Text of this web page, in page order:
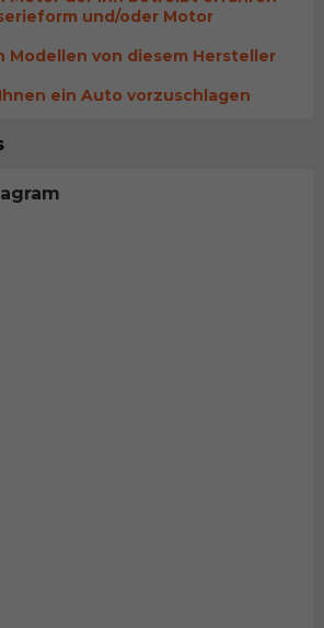
und/oder Motor
Modellen von diesem Hersteller
ein Auto vorzuschlagen